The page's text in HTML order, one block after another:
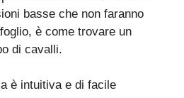
basse che non faranno
è come trovare un
di cavalli.
è intuitiva e di facile